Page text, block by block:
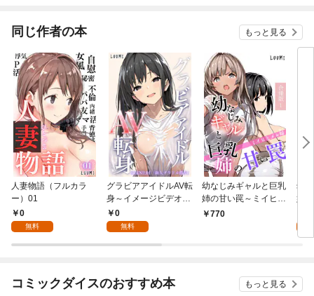
同じ作者の本 もっと見る
人妻物語（フルカラ
ー）01
0
無料
グラビアアイドルAV転
身～イメージビデオ撮
影って聞いてきたのに
～scene.01
0
無料
幼なじみギャルと巨乳
姉の甘い罠～ミイヒと
メル姉～【合冊版】1
770
幼
姉
コミックダイスのおすすめ本 もっと見る